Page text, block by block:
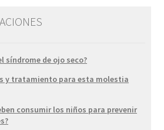
síndrome de ojo seco?
y tratamiento para esta molestia
consumir los niños para prevenir